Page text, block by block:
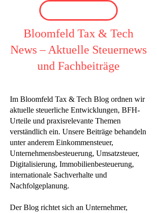
Bloomfeld Tax & Tech
News – Aktuelle Steuernews
und Fachbeiträge
Im Bloomfeld Tax & Tech Blog ordnen wir
aktuelle steuerliche Entwicklungen, BFH-
Urteile und praxisrelevante Themen
verständlich ein. Unsere Beiträge behandeln
unter anderem Einkommensteuer,
Unternehmensbesteuerung, Umsatzsteuer,
Digitalisierung, Immobilienbesteuerung,
internationale Sachverhalte und
Nachfolgeplanung.
Der Blog richtet sich an Unternehmer,